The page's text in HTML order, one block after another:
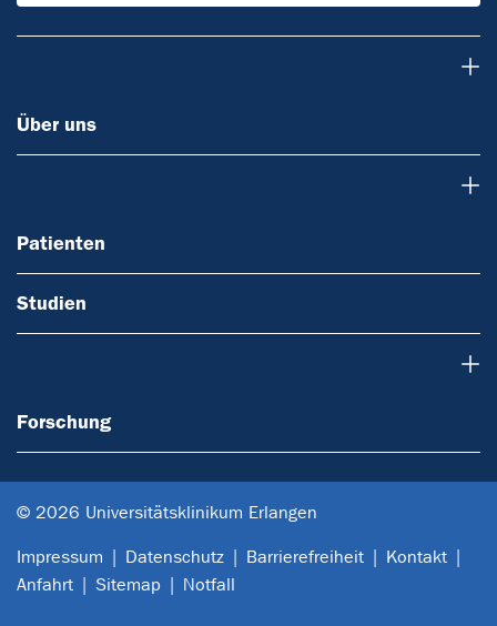
Über uns
Patienten
Studien
Forschung
© 2026 Universitätsklinikum Erlangen
Impressum Datenschutz Barrierefreiheit
Kontakt
Anfahrt
Sitemap Notfall